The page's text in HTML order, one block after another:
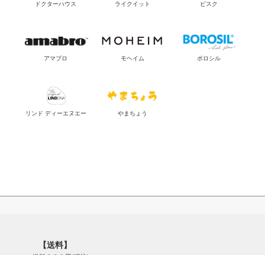
ドクターハウス ライクイット ビスク
アマブロ モヘイム ボロシル
リンド ディーエヌエー やまちょう
【送料】